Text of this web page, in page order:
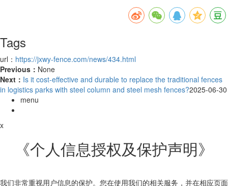
Tags
url： https://jxwy-fence.com/news/434.html
Previous： None
Next： Is it cost-effective and durable to replace the traditional fences
in logistics parks with steel column and steel mesh fences?2025-06-30
menu
x
《个人信息授权及保护声明》
我们非常重视用户信息的保护。您在使用我们的相关服务，并在相应页面